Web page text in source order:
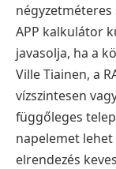
négyzetméteres
APP kalkulátor
javasolja, ha a
Ville Tiainen, a
vízszintesen
függőleges
napelemet lehet
elrendezés